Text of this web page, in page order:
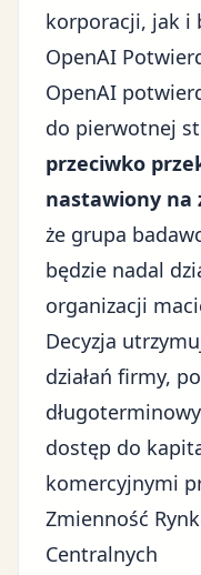
korporacji, jak i
OpenAI
OpenAI
do pierwotnej
przeciwko
nastawiony na
że grupa
będzie nadal
organizacji
Decyzja
działań firmy,
dostęp do
komercyjnymi
Zmienność
Centralnych